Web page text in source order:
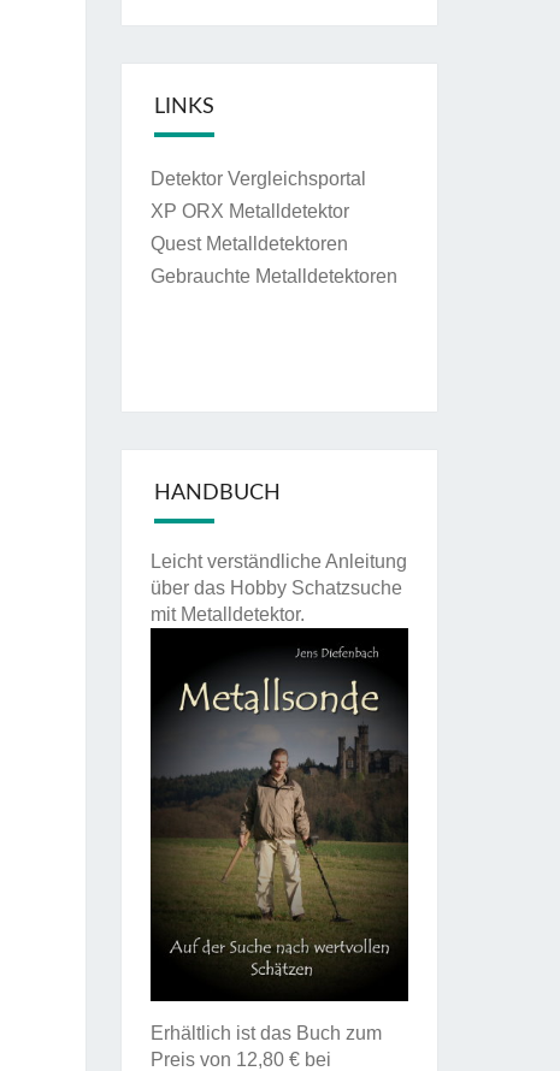
LINKS
Detektor Vergleichsportal
XP ORX Metalldetektor
Quest Metalldetektoren
Gebrauchte Metalldetektoren
HANDBUCH
Leicht verständliche Anleitung
über das Hobby Schatzsuche
mit Metalldetektor.
Erhältlich ist das Buch zum
Preis von 12,80 € bei